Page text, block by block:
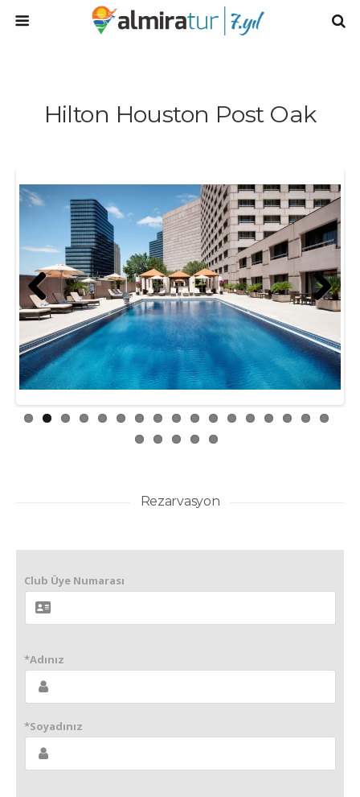
Hilton Houston Post Oak
Prev
ious
Next
Rezarvasyon
Club Üye Numarası
*Adınız
*Soyadınız